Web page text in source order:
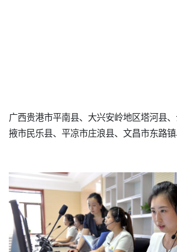
广西贵港市平南县、大兴安岭地区塔河县
掖市民乐县、平凉市庄浪县、文昌市东路